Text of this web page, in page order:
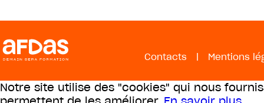
Contacts | Mentions
Notre site utilise des "cookies" qui nous